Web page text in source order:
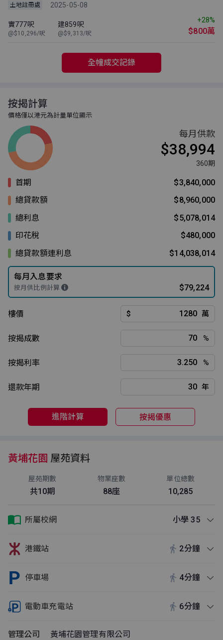
土地註冊處 2025-05-08
實777呎
@$10,296/呎
建859呎
@$9,313/呎
+28%
$800萬
全幢成交記錄
按揭計算
價格僅以港元為計量單位顯示
每月供款
$38,994
360期
首期
$3,840,000
總貸款額
$8,960,000
總利息
$5,078,014
印花稅
$480,000
總貸款額連利息
$14,038,014
每月入息要求
按月供比例計算 $79,224
樓價 $ 萬
按揭成數 %
按揭利率 %
還款年期 年
進階計算 按揭優惠
黃埔花園 屋苑資料
屋苑期數
共10期
物業座數
88座
單位總數
10,285
所屬校網 小學 35
港鐵站 2分鐘
停車場 4分鐘
電動車充電站 6分鐘
管理公司
黃埔花園管理有限公司